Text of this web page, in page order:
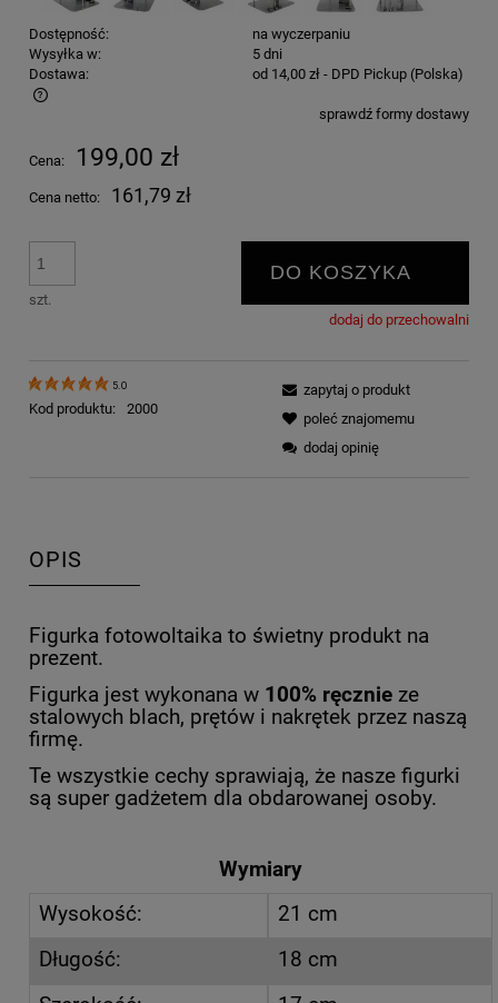
Dostępność:
na wyczerpaniu
Wysyłka w:
5 dni
Dostawa:
od 14,00 zł - DPD Pickup (Polska)
Cena nie zawiera ewentualnych kosztów płatnościsprawdź formy dostawy
Cena: 199,00 zł
Cena netto: 161,79 zł
szt.
DO KOSZYKA
dodaj do przechowalni
5.0
Kod produktu: 2000
zapytaj o produkt
poleć znajomemu
dodaj opinię
OPIS
Figurka fotowoltaika to świetny produkt na
prezent.
Figurka jest wykonana w 100% ręcznie ze
stalowych blach, prętów i nakrętek przez naszą
firmę.
Te wszystkie cechy sprawiają, że nasze figurki
są super gadżetem dla obdarowanej osoby.
Wymiary
Wysokość:
21 cm
Długość:
18 cm